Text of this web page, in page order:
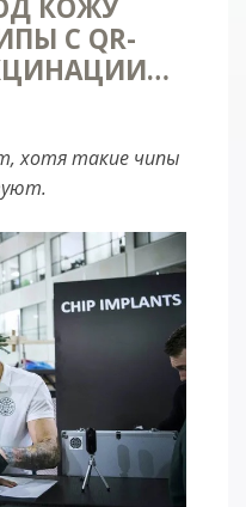
КОЖУ
С QR-
хотя такие чипы